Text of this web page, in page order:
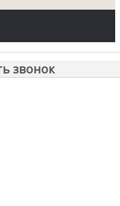
звонок